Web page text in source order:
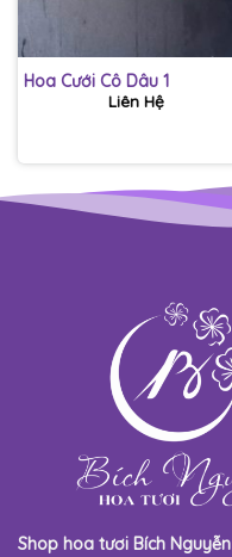
Hoa Cưới Cô Dâu 1
Liên Hệ
Shop hoa tươi Bích Nguyễn